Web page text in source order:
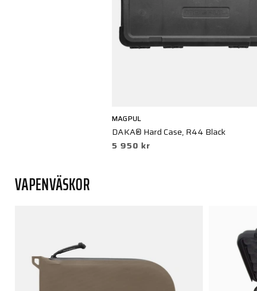
MAGPUL
DAKA® Hard Case, R44 Black
5 950 kr
VAPENVÄSKOR